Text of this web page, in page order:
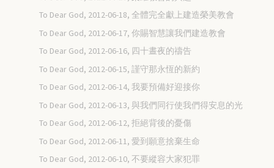
To Dear God, 2012-06-18, 全體完全獻上建造榮美教會
To Dear God, 2012-06-17, 你賜智慧讓我們建造教會
To Dear God, 2012-06-16, 四十晝夜的禱告
To Dear God, 2012-06-15, 謹守那永恆的新約
To Dear God, 2012-06-14, 我要預備好迎接你
To Dear God, 2012-06-13, 與我們同行使我們得安息的光
To Dear God, 2012-06-12, 拒絕背後的憂傷
To Dear God, 2012-06-11, 愛到願意捨棄生命
To Dear God, 2012-06-10, 不要縱容大家犯罪